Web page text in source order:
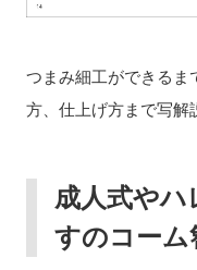
つまみ細工ができるま
方、仕上げ方まで写解
成人式やハ
すのコーム